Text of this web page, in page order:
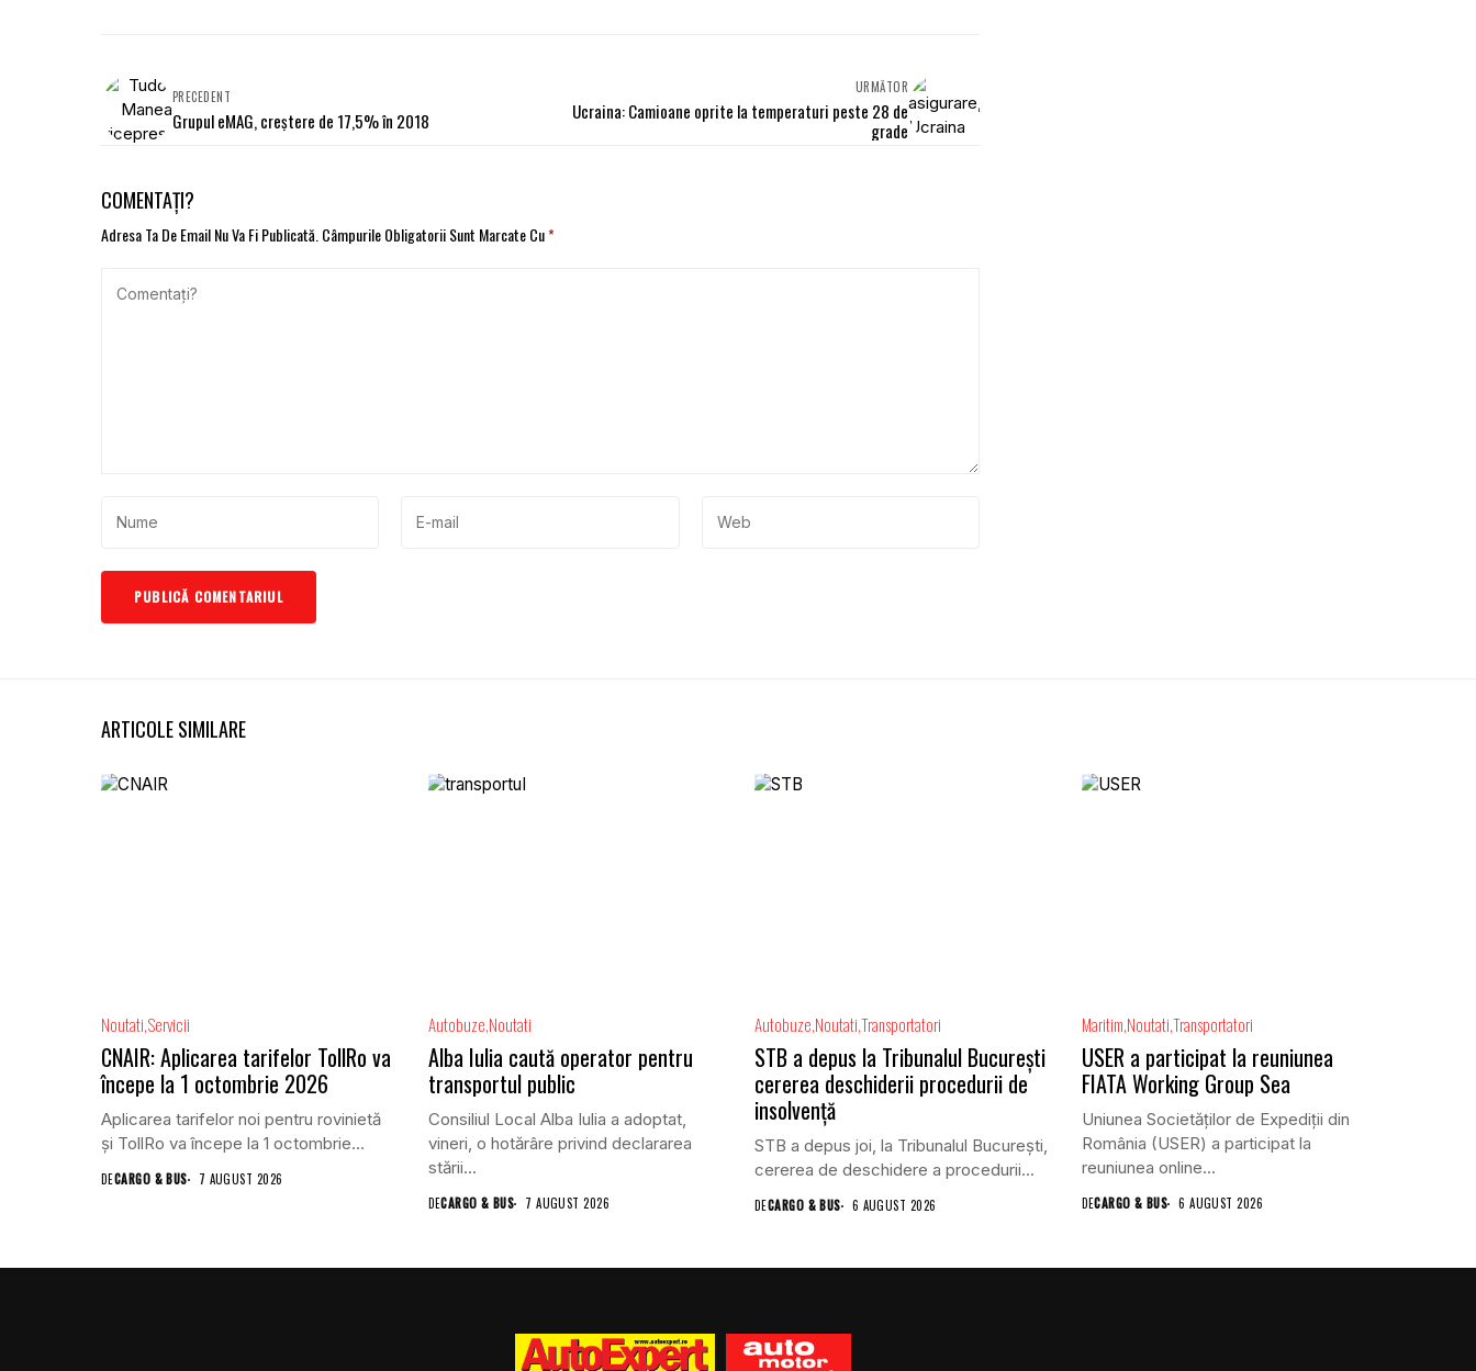
PRECEDENT
Grupul eMAG, creștere de 17,5% în 2018
URMĂTOR
Ucraina: Camioane oprite la temperaturi peste 28 de
grade
COMENTAȚI?
Adresa Ta De Email Nu Va Fi Publicată. Câmpurile Obligatorii Sunt Marcate Cu*
ARTICOLE SIMILARE
Noutati Servicii
CNAIR: Aplicarea tarifelor TollRo va
începe la 1 octombrie 2026
Aplicarea tarifelor noi pentru rovinietă
și TollRo va începe la 1 octombrie...
DECARGO & BUS 7 AUGUST 2026
Autobuze Noutati
Alba Iulia caută operator pentru
transportul public
Consiliul Local Alba Iulia a adoptat,
vineri, o hotărâre privind declararea
stării...
DECARGO & BUS 7 AUGUST 2026
Autobuze NoutatiTransportatori
STB a depus la Tribunalul București
cererea deschiderii procedurii de
insolvență
STB a depus joi, la Tribunalul Bucureşti,
cererea de deschidere a procedurii...
DECARGO & BUS 6 AUGUST 2026
Maritim NoutatiTransportatori
USER a participat la reuniunea
FIATA Working Group Sea
Uniunea Societăților de Expediții din
România (USER) a participat la
reuniunea online...
DECARGO & BUS 6 AUGUST 2026